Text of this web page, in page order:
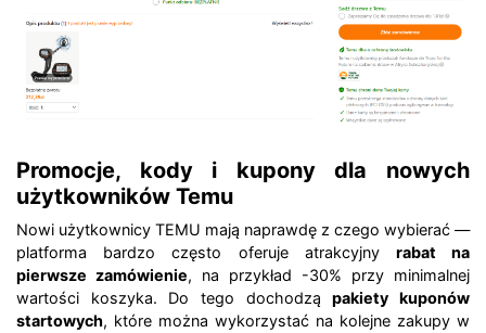
Promocje, kody i kupony dla nowych
użytkowników Temu
Nowi użytkownicy TEMU mają naprawdę z czego wybierać —
platforma bardzo często oferuje atrakcyjny rabat na
pierwsze zamówienie, na przykład -30% przy minimalnej
wartości koszyka. Do tego dochodząpakiety kuponów
startowych, które można wykorzystać na kolejne zakupy w